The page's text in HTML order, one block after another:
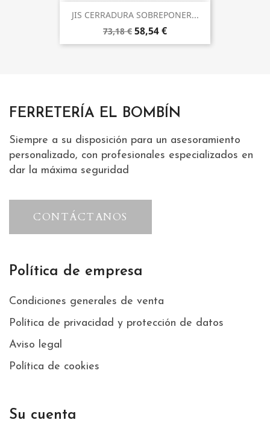
JIS CERRADURA SOBREPONER...
73,18 € 58,54 €
FERRETERÍA EL BOMBÍN
Siempre a su disposición para un asesoramiento
personalizado, con profesionales especializados en
dar la máxima seguridad
CONTÁCTANOS
Política de empresa
Condiciones generales de venta
Política de privacidad y protección de datos
Aviso legal
Política de cookies
Su cuenta